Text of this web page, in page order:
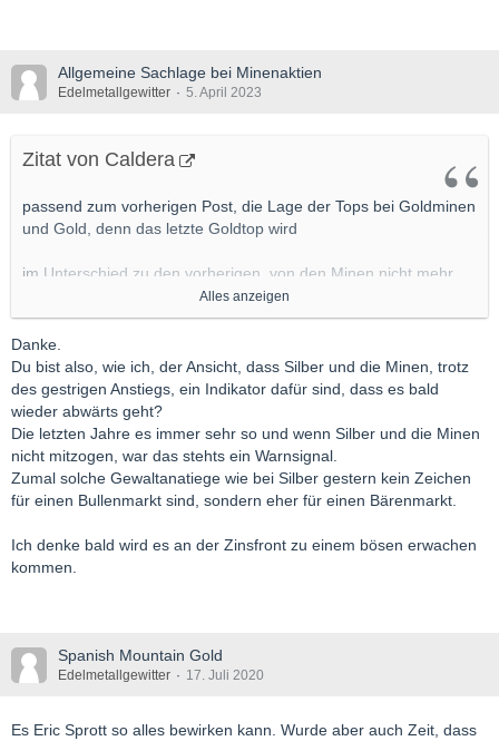
Allgemeine Sachlage bei Minenaktien
Edelmetallgewitter 5. April 2023
Zitat von Caldera
passend zum vorherigen Post, die Lage der Tops bei Goldminen
und Gold, denn das letzte Goldtop wird
im Unterschied zu den vorherigen, von den Minen nicht mehr
[Blockierte Grafik:
com.investing.com/data/tvc_43a30e85237f1246f2ced6176f1a81
ae.png
]
über die Ursachen läßt sich streiten, sind es wirklich nur die
gestiegenen Kosten /geringere Gewinnmarge ?
Dann müßten die Kosten schneller gestiegen sein als der
Goldkurs, der am Hoch steht ...
Als Zeitraum wählte ich seit Beginn des laufend. 8-Jahreszyklus.
Alles anzeigen
Danke.
Du bist also, wie ich, der Ansicht, dass Silber und die Minen, trotz
des gestrigen Anstiegs, ein Indikator dafür sind, dass es bald
wieder abwärts geht?
Die letzten Jahre es immer sehr so und wenn Silber und die Minen
nicht mitzogen, war das stehts ein Warnsignal.
Zumal solche Gewaltanatiege wie bei Silber gestern kein Zeichen
für einen Bullenmarkt sind, sondern eher für einen Bärenmarkt.
Ich denke bald wird es an der Zinsfront zu einem bösen erwachen
kommen.
Spanish Mountain Gold
Edelmetallgewitter 17. Juli 2020
Es Eric Sprott so alles bewirken kann. Wurde aber auch Zeit, dass